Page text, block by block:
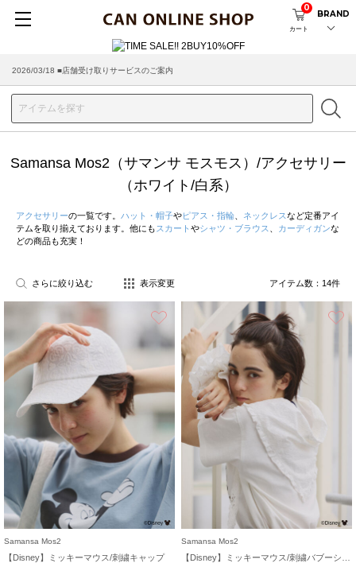
カート
0
BRAND
2026/08/04 ■8/13(木)AM2:00～サイトメンテナンス実施のお知らせ
2026/03/18 ■店舗受け取りサービスのご案内
Samansa Mos2（サマンサ モスモス）/アクセサリー
（ホワイト/白系）
アクセサリーの一覧です。 ハット・帽子やピアス・指輪 ネックレスなど定番アイ
テムを取り揃えております。他にも スカート やシャツ・ブラウス カーディガンな
どの商品も充実！
さらに絞り込む 表示変更 アイテム数： 14件
お気に入り
Samansa Mos2
【Disney】ミッキーマウス/刺繍キャップ
Samansa Mos2